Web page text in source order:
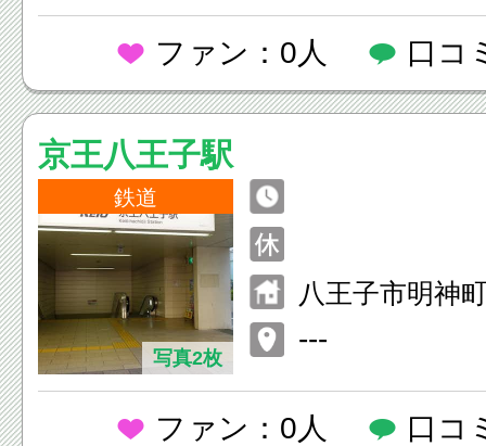
ファン：0人 口コ
京王八王子駅
鉄道
写真2枚
八王子市明神
---
ファン：0人 口コ